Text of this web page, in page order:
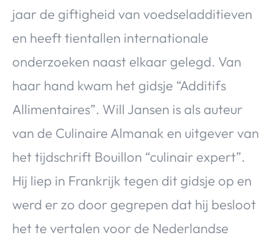
jaar de giftigheid van voedseladditieven
en heeft tientallen internationale
onderzoeken naast elkaar gelegd. Van
haar hand kwam het gidsje “Additifs
Allimentaires”. Will Jansen is als auteur
van de Culinaire Almanak en uitgever van
het tijdschrift Bouillon “culinair expert”.
Hij liep in Frankrijk tegen dit gidsje op en
werd er zo door gegrepen dat hij besloot
het te vertalen voor de Nederlandse